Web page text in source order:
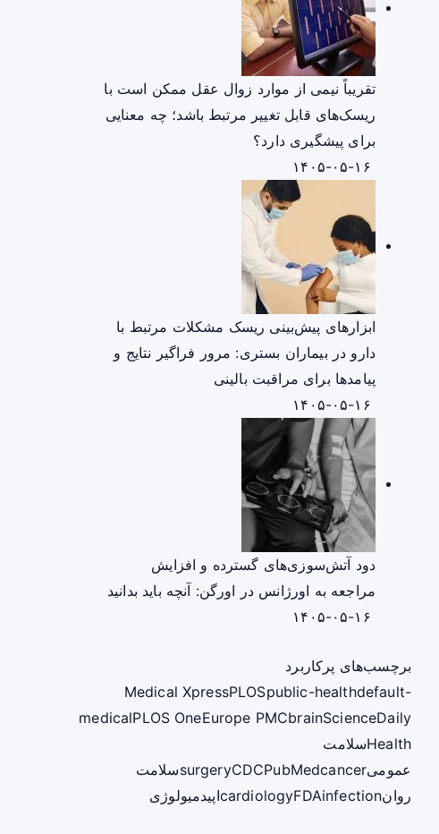
تقریباً نیمی از موارد زوال عقل ممکن است با
ریسک‌های قابل تغییر مرتبط باشد؛ چه معنایی
برای پیشگیری دارد؟
ابزارهای پیش‌بینی ریسک مشکلات مرتبط با
دارو در بیماران بستری: مرور فراگیر نتایج و
پیامدها برای مراقبت بالینی
دود آتش‌سوزی‌های گسترده و افزایش
مراجعه به اورژانس در اورگن: آنچه باید بدانید
برچسب‌های پرکاربرد
Medical XpressPLOSpublic-healthdefault-
medicalPLOS OneEurope PMCbrainScienceDaily
Healthسلامت
عمومی
surgeryCDCPubMedcancer
سلامت
روان
cardiologyFDAinfection اپیدمیولوژی